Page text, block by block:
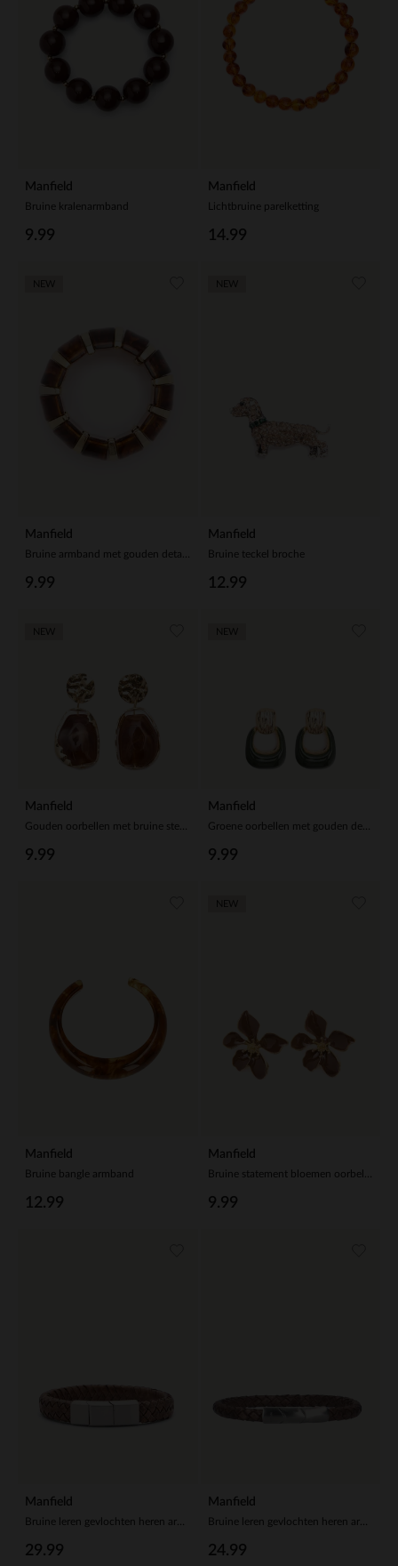
Manfield
Bruine kralenarmband
9.99
Manfield
Lichtbruine parelketting
14.99
Manfield
9.99
Manfield
Bruine teckel broche
12.99
Manfield
Gouden oorbellen met bruine steen
9.99
Manfield
Groene oorbellen met gouden details
9.99
Manfield
Bruine bangle armband
12.99
Manfield
9.99
Manfield
29.99
Manfield
Bruine leren gevlochten heren armband
24.99